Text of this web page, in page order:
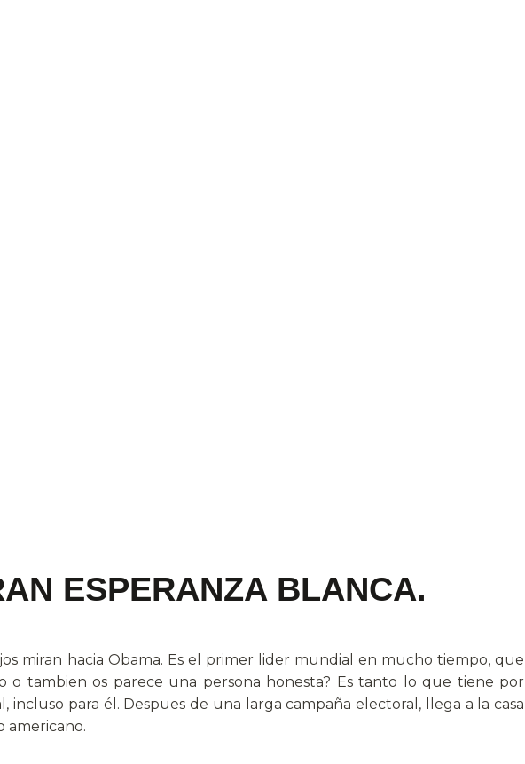
ESPERANZA BLANCA.
miran hacia Obama. Es el primer lider mundial en mucho tiempo, que
o tambien os parece una persona honesta? Es tanto lo que tiene por
para él. Despues de una larga campaña electoral, llega a la casa
americano.